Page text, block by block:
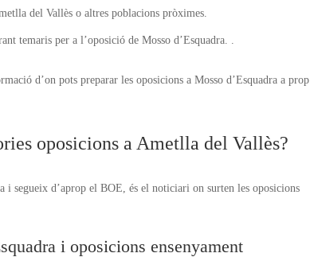
del Vallès o altres poblacions pròximes.
temaris per a l’oposició de Mosso d’Esquadra. .
d’on pots preparar les oposicions a Mosso d’Esquadra a prop
oposicions a Ametlla del Vallès?
i segueix d’aprop el BOE, és el noticiari on surten les oposicions
i oposicions ensenyament